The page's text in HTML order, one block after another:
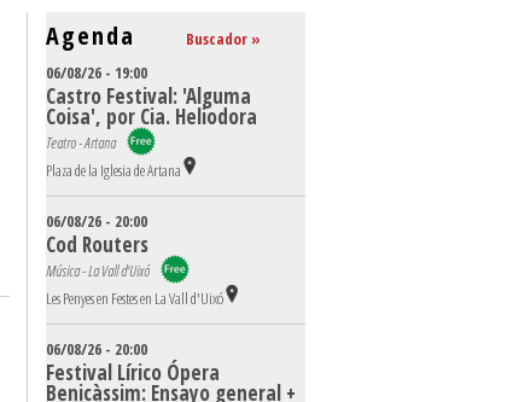
Agenda
Buscador »
06/08/26 - 19:00
Castro Festival: 'Alguma
Coisa', por Cia. Heliodora
Teatro - Artana
Plaza de la Iglesia de Artana
06/08/26 - 20:00
Cod Routers
Música - La Vall d'Uixó
Les Penyes en Festes en La Vall d'Uixó
06/08/26 - 20:00
Festival Lírico Ópera
Benicàssim: Ensayo general +